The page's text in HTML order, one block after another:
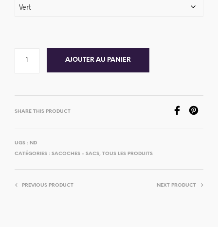
AJOUTER AU PANIER
SHARE THIS PRODUCT
UGS : ND
CATÉGORIES : SACOCHES - SACS, TOUS LES PRODUITS
PREVIOUS PRODUCT NEXT PRODUCT